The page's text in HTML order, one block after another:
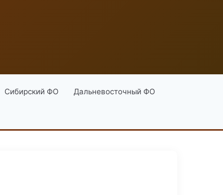
Сибирский ФО Дальневосточный ФО